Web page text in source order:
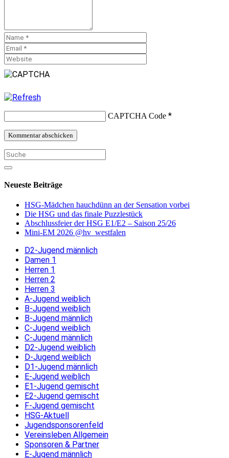
CAPTCHA Code *
Neueste Beiträge
HSG-Mädchen hauchdünn an der Sensation vorbei
Die HSG und das finale Puzzlestück
Abschlussfeier der HSG E1/E2 – Saison 25/26
Mini-EM 2026 @hv_westfalen
D2-Jugend männlich
Damen 1
Herren 1
Herren 2
Herren 3
A-Jugend weiblich
B-Jugend weiblich
B-Jugend männlich
C-Jugend weiblich
C-Jugend männlich
D2-Jugend weiblich
D-Jugend weiblich
D1-Jugend männlich
E-Jugend weiblich
E1-Jugend gemischt
E2-Jugend gemischt
F-Jugend gemischt
HSG-Aktuell
Jugendsponsorenfeld
Vereinsleben Allgemein
Sponsoren & Partner
E-Jugend männlich